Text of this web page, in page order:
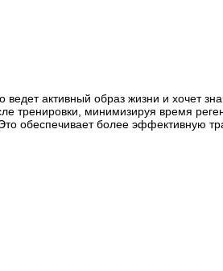
активный образ жизни и хочет
тренировки, минимизируя время
более эффективную